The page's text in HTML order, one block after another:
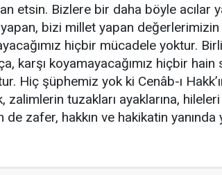
etsin. Bizlere bir daha böyle acılar
bizi millet yapan
hiçbir mücadele yoktur.
karşı koyamayacağımız hiçbir
Hiç şüphemiz yok ki Cenâb-ı
zalimlerin tuzakları ayaklarına,
de zafer, hakkın ve hakikatin